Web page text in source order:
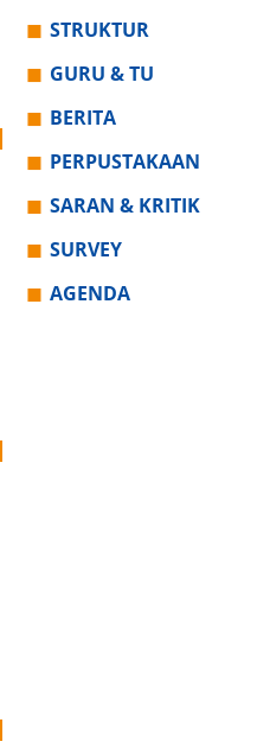
STRUKTUR
GURU & TU
BERITA
PERPUSTAKAAN
SARAN & KRITIK
SURVEY
AGENDA